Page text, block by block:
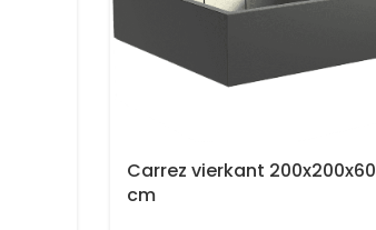
Carrez vierkant 200x200x60
cm